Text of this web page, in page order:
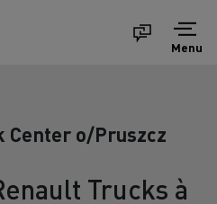
Menu
Center o/Pruszcz
Trucks à